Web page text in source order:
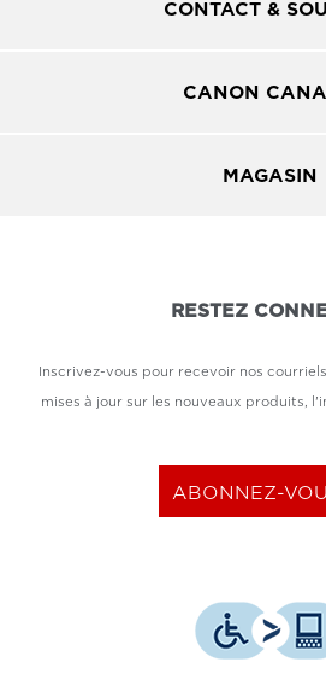
CONTACT &
CANON
MAGASIN
RESTEZ
Inscrivez-vous pour recevoir nos
mises à jour sur les nouveaux produits,
ABONNEZ-